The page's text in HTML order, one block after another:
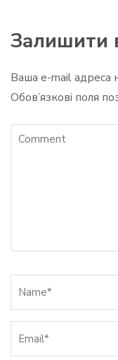
Залишити
Ваша e-mail
Обов’язкові поля
Comment